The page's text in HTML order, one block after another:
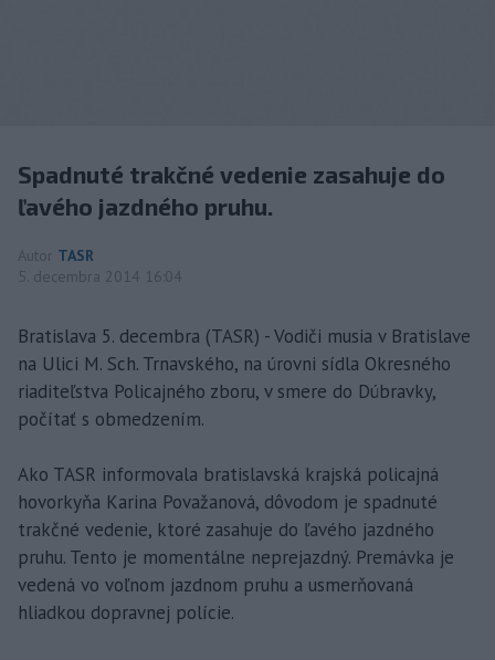
Spadnuté trakčné vedenie zasahuje do
ľavého jazdného pruhu.
Autor TASR
5. decembra 2014 16:04
Bratislava 5. decembra (TASR) - Vodiči musia v Bratislave
na Ulici M. Sch. Trnavského, na úrovni sídla Okresného
riaditeľstva Policajného zboru, v smere do Dúbravky,
počítať s obmedzením.
Ako TASR informovala bratislavská krajská policajná
hovorkyňa Karina Považanová, dôvodom je spadnuté
trakčné vedenie, ktoré zasahuje do ľavého jazdného
pruhu. Tento je momentálne neprejazdný. Premávka je
vedená vo voľnom jazdnom pruhu a usmerňovaná
hliadkou dopravnej polície.